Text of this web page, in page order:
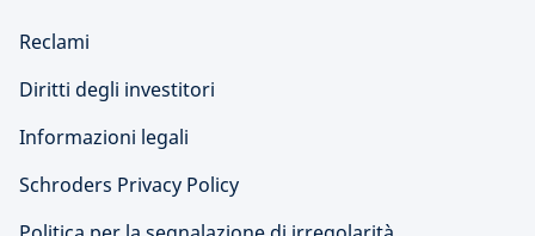
Reclami
Diritti degli investitori
Informazioni legali
Schroders Privacy Policy